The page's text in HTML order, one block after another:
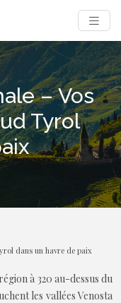
– Vos
Tyrol
dans un havre de paix
à 320 au-dessus du
les vallées Venosta